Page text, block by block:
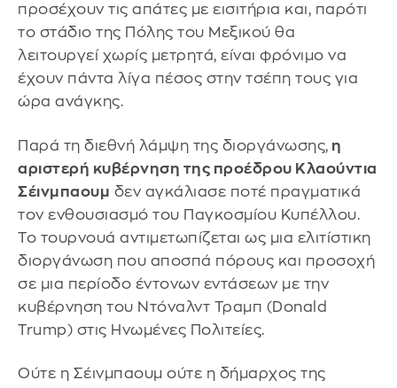
προσέχουν τις απάτες με εισιτήρια και, παρότι
το στάδιο της Πόλης του Μεξικού θα
λειτουργεί χωρίς μετρητά, είναι φρόνιμο να
έχουν πάντα λίγα πέσος στην τσέπη τους για
ώρα ανάγκης.
Παρά τη διεθνή λάμψη της διοργάνωσης, η
αριστερή κυβέρνηση της προέδρου Κλαούντια
Σέινμπαουμ δεν αγκάλιασε ποτέ πραγματικά
τον ενθουσιασμό του Παγκοσμίου Κυπέλλου.
Το τουρνουά αντιμετωπίζεται ως μια ελιτίστικη
διοργάνωση που αποσπά πόρους και προσοχή
σε μια περίοδο έντονων εντάσεων με την
κυβέρνηση του Ντόναλντ Τραμπ (Donald
Trump) στις Ηνωμένες Πολιτείες.
Ούτε η Σέινμπαουμ ούτε η δήμαρχος της